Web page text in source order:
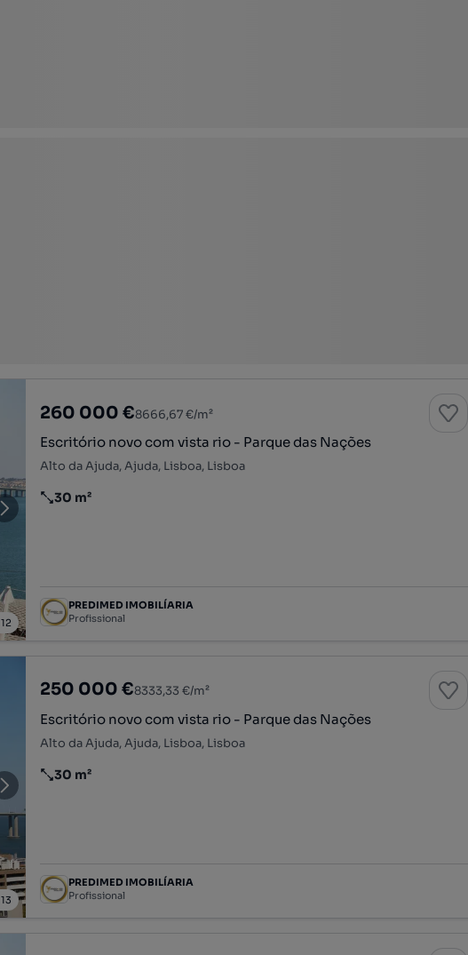
12
260 000 €8666,67 €/m²
Escritório novo com vista rio - Parque das Nações
Alto da Ajuda, Ajuda, Lisboa, Lisboa
Preço por metro quadrado
30 m²
PREDIMED IMOBILÍARIA
Profissional
13
250 000 €8333,33 €/m²
Escritório novo com vista rio - Parque das Nações
Alto da Ajuda, Ajuda, Lisboa, Lisboa
Preço por metro quadrado
30 m²
PREDIMED IMOBILÍARIA
Profissional